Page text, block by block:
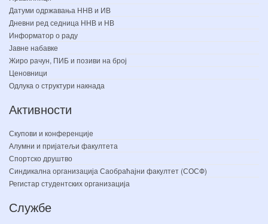
Датуми одржавања ННВ и ИВ
Дневни ред седница ННВ и НВ
Информатор о раду
Јавне набавке
Жиро рачун, ПИБ и позиви на број
Ценовници
Одлука о структури накнада
Активности
Скупови и конференције
Алумни и пријатељи факултета
Спортско друштво
Синдикална организација Саобраћајни факултет (СОСФ)
Регистар студентских организација
Службе